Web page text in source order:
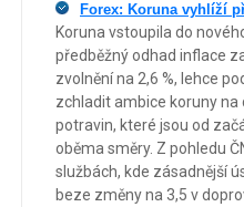
Forex: Koruna vyhlíží
Koruna vstoupila do
předběžný odhad inflace
zvolnění na 2,6 %, lehce
zchladit ambice koruny na
potravin, které jsou od
oběma směry. Z pohledu
službách, kde zásadnější
beze změny na 3,5 v